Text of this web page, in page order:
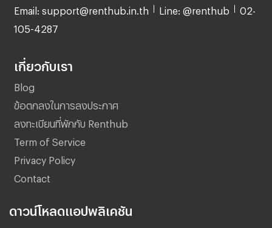
Email: support@renthub.in.th Line: @renthub 02-
105-4287
เกี่ยวกับเรา
Blog
ข้อตกลงในการลงประกาศ
ลงทะเบียนที่พักกับ Renthub
Term of Service
Privacy Policy
Contact
ดาวน์โหลดแอปพลิเคชัน